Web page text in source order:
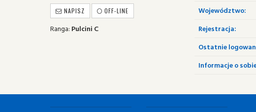
NAPISZ OFF-LINE
Ranga: Pulcini C
Województwo:
Rejestracja:
Ostatnie
Informacje o